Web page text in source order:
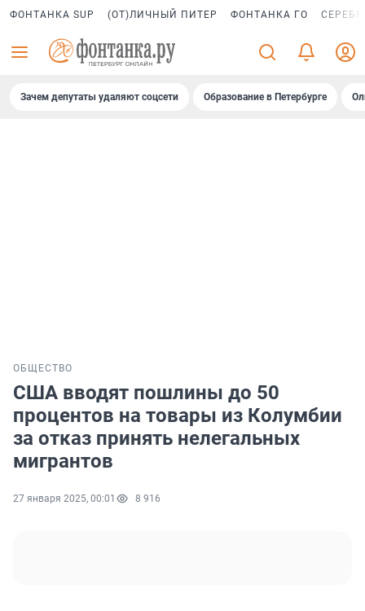
ФОНТАНКА SUP (ОТ)ЛИЧНЫЙ ПИТЕР ФОНТАНКА ГО
Зачем депутаты удаляют соцсети Образование в Петербурге
ОБЩЕСТВО
США вводят пошлины до 50
процентов на товары из Колумбии
за отказ принять нелегальных
мигрантов
27 января 2025, 00:01 8 916